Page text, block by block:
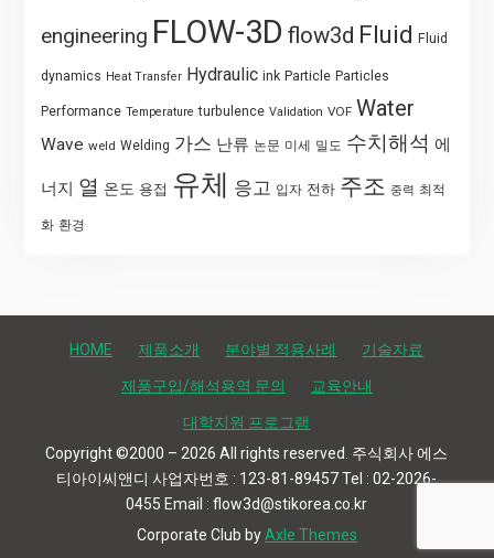
engineering FLOW-3D flow3d Fluid Fluid
dynamics Heat Transfer Hydraulic ink Particle Particles
Performance Temperature turbulence Validation VOF Water
Wave weld Welding 가스 난류 논문 미세 밀도 수치해석 에
너지 열 온도 용접 유체 응고 입자 전하 주조 중력 최적
화 환경
HOME 제품소개 분야별 적용사례 기술자료
제품구입/해석용역 문의 교육안내
대학지원 프로그램
Copyright ©2000 – 2026 All rights reserved. 주식회사 에스
티아이씨앤디 사업자번호 : 123-81-89457 Tel : 02-2026-
0455 Email : flow3d@stikorea.co.kr
Corporate Club byAxle Themes